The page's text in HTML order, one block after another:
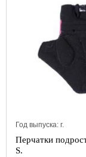
Год выпуска: г.
Перчатки
S.